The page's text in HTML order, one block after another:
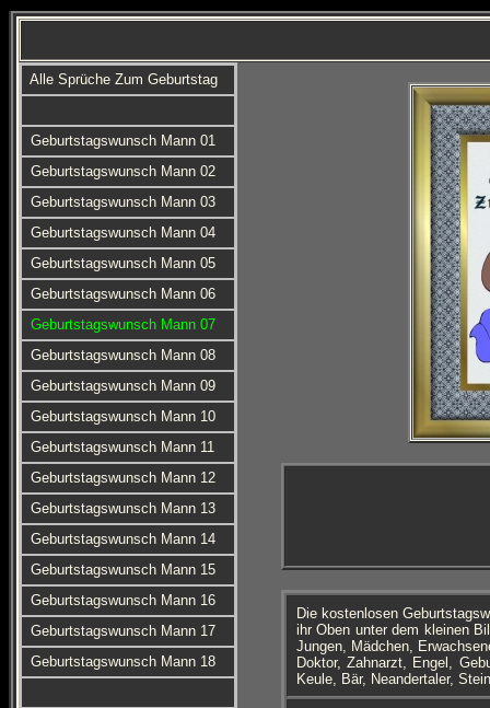
Alle Sprüche Zum Geburtstag
Geburtstagswunsch Mann 01
Geburtstagswunsch Mann 02
Geburtstagswunsch Mann 03
Geburtstagswunsch Mann 04
Geburtstagswunsch Mann 05
Geburtstagswunsch Mann 06
Geburtstagswunsch Mann 07
Geburtstagswunsch Mann 08
Geburtstagswunsch Mann 09
Geburtstagswunsch Mann 10
Geburtstagswunsch Mann 11
Geburtstagswunsch Mann 12
Geburtstagswunsch Mann 13
Geburtstagswunsch Mann 14
Geburtstagswunsch Mann 15
Geburtstagswunsch Mann 16
Geburtstagswunsch Mann 17
Geburtstagswunsch Mann 18
Die kostenlosen
ihr Oben unter dem kleinen
Jungen, Mädchen,
Doktor, Zahnarzt, Engel,
Keule, Bär, Neandertaler,